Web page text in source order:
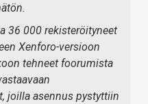
36 000 rekisteröityneet
Xenforo-versioon
tehneet foorumista
joilla asennus pystyttiin